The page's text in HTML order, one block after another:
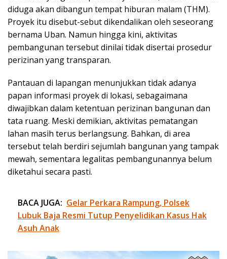
diduga akan dibangun tempat hiburan malam (THM).
Proyek itu disebut-sebut dikendalikan oleh seseorang
bernama Uban. Namun hingga kini, aktivitas
pembangunan tersebut dinilai tidak disertai prosedur
perizinan yang transparan.
Pantauan di lapangan menunjukkan tidak adanya
papan informasi proyek di lokasi, sebagaimana
diwajibkan dalam ketentuan perizinan bangunan dan
tata ruang. Meski demikian, aktivitas pematangan
lahan masih terus berlangsung. Bahkan, di area
tersebut telah berdiri sejumlah bangunan yang tampak
mewah, sementara legalitas pembangunannya belum
diketahui secara pasti.
BACA JUGA: Gelar Perkara Rampung, Polsek
Lubuk Baja Resmi Tutup Penyelidikan Kasus Hak
Asuh Anak